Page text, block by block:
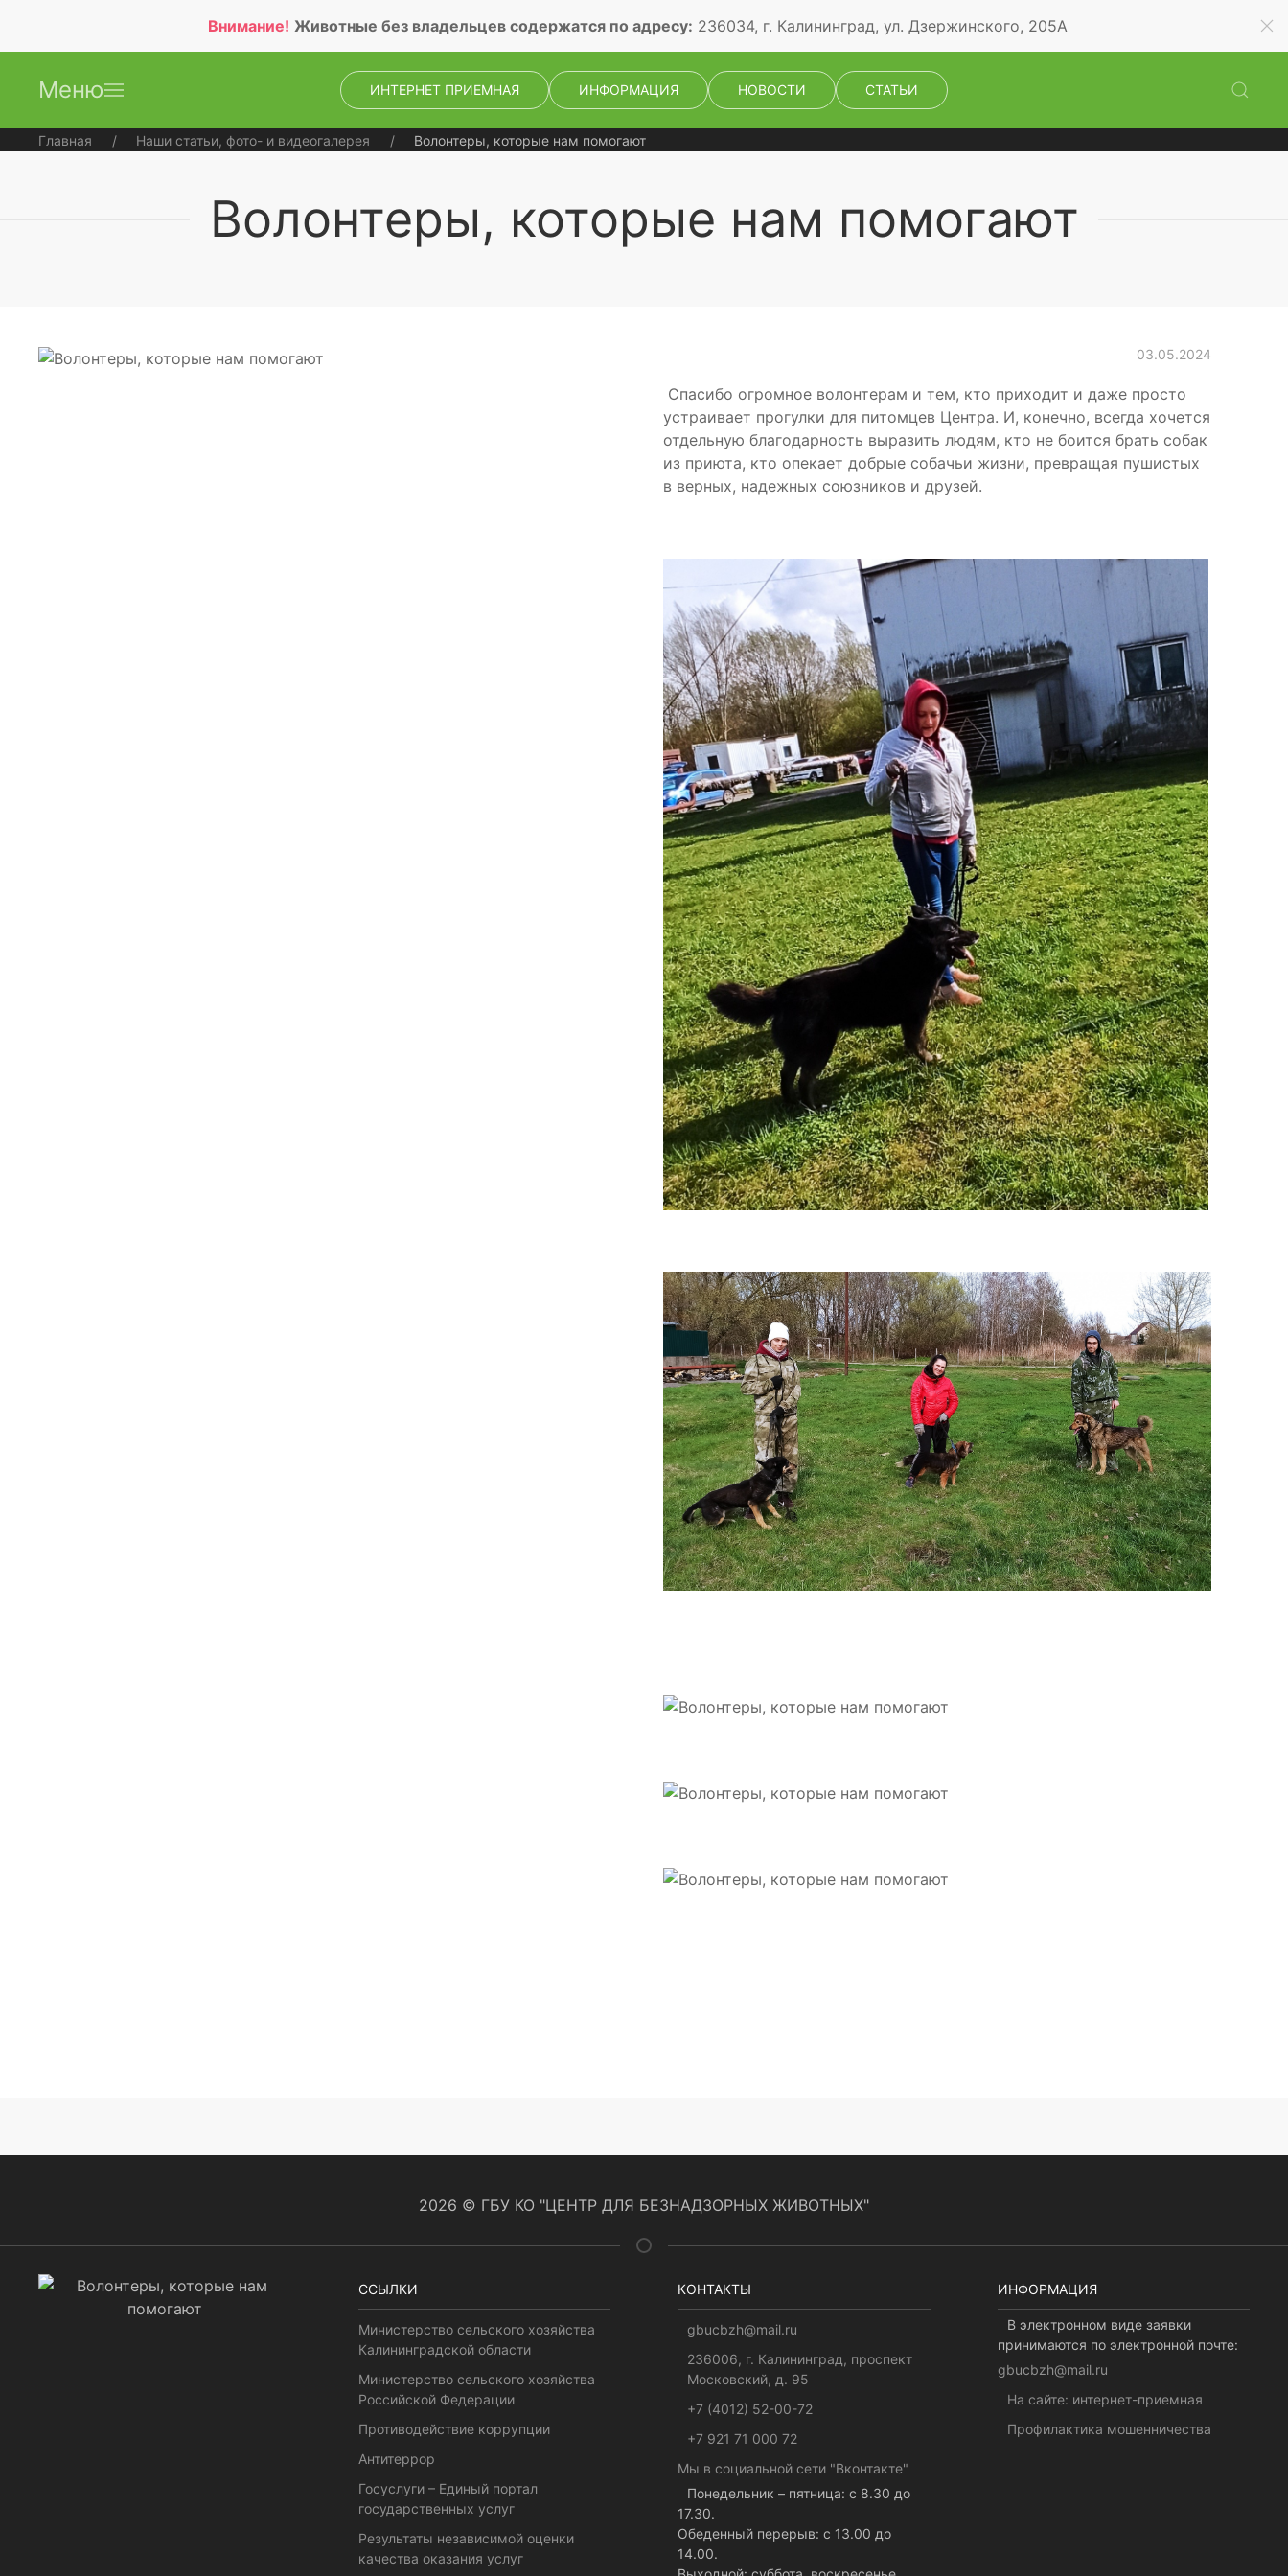
Внимание! Животные без владельцев содержатся по адресу: 236034, г. Калининград, ул. Дзержинского, 205А
Меню ИНТЕРНЕТ ПРИЕМНАЯ ИНФОРМАЦИЯ НОВОСТИ СТАТЬИ
Главная Наши статьи, фото- и видеогалерея Волонтеры, которые нам помогают
Волонтеры, которые нам помогают
03.05.2024
Спасибо огромное волонтерам и тем, кто приходит и даже просто
устраивает прогулки для питомцев Центра. И, конечно, всегда хочется
отдельную благодарность выразить людям, кто не боится брать собак
из приюта, кто опекает добрые собачьи жизни, превращая пушистых
в верных, надежных союзников и друзей.
2026 © ГБУ КО "ЦЕНТР ДЛЯ БЕЗНАДЗОРНЫХ ЖИВОТНЫХ"
ССЫЛКИ
Министерство сельского хозяйства
Калининградской области
Министерство сельского хозяйства
Российской Федерации
Противодействие коррупции
Антитеррор
Госуслуги – Единый портал
государственных услуг
Результаты независимой оценки
качества оказания услуг
КОНТАКТЫ
gbucbzh@mail.ru
236006, г. Калининград, проспект
Московский, д. 95
+7 (4012) 52-00-72
+7 921 71 000 72
Мы в социальной сети "Вконтакте"
Понедельник – пятница: с 8.30 до
17.30.
Обеденный перерыв: с 13.00 до
14.00.
ИНФОРМАЦИЯ
В электронном виде заявки
принимаются по электронной почте:
gbucbzh@mail.ru
На сайте: интернет-приемная
Профилактика мошенничества